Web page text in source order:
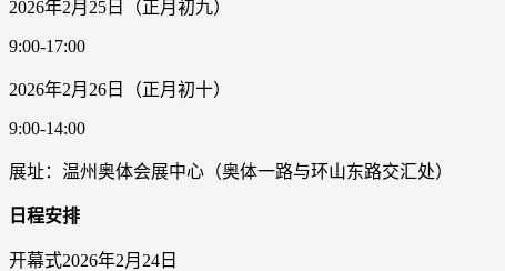
2026年2月25日（正月初九）
9:00-17:00
2026年2月26日（正月初十）
9:00-14:00
展址：温州奥体会展中心（奥体一路与环山东路交汇处）
日程安排
开幕式2026年2月24日